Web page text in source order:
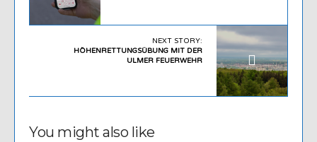
NEXT STORY:
HÖHENRETTUNGSÜBUNG MIT DER
ULMER FEUERWEHR
You might also like